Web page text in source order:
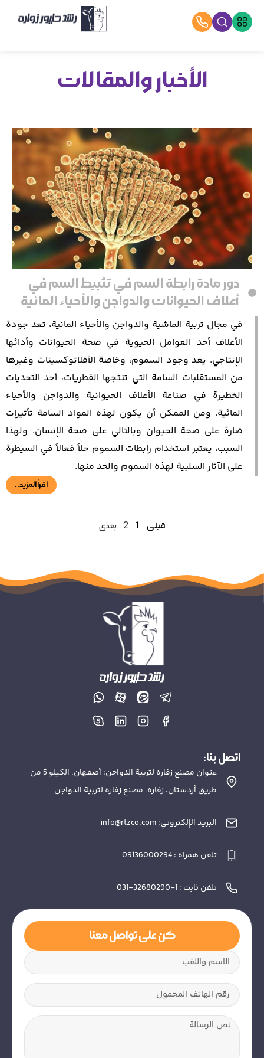
الأخبار والمقالات
دور مادة رابطة السم في تثبيط السم في
أعلاف الحيوانات والدواجن والأحياء المائية
في مجال تربية الماشية والدواجن والأحياء المائية، تعد جودة
الأعلاف أحد العوامل الحيوية في صحة الحيوانات وأدائها
الإنتاجي. يعد وجود السموم، وخاصة الأفلاتوكسينات وغيرها
من المستقلبات السامة التي تنتجها الفطريات، أحد التحديات
الخطيرة في صناعة الأعلاف الحيوانية والدواجن والأحياء
المائية. ومن الممكن أن يكون لهذه المواد السامة تأثيرات
ضارة على صحة الحيوان وبالتالي على صحة الإنسان. ولهذا
السبب، يعتبر استخدام رابطات السموم حلاً فعالاً في السيطرة
على الآثار السلبية لهذه السموم والحد منها.
اقرأ المزيد..
قبلی 1
2 بعدی
اتصل بنا:
عنوان مصنع زفاره لتربية الدواجن: أصفهان، الكيلو 5 من
طريق أردستان، زفاره، مصنع زفاره لتربية الدواجن
البريد الإلكتروني: info@rtzco.com
تلفن همراه : 09136000294
تلفن ثابت : 1-32680290-031
كن على تواصل معنا